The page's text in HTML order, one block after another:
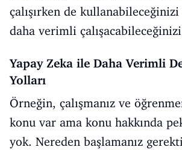
çalışırken de
daha verimli
Yapay Zeka ile Daha Verimli
Yolları
Örneğin, çalışmanız ve
konu var ama konu hakkında
yok. Nereden başlamanız